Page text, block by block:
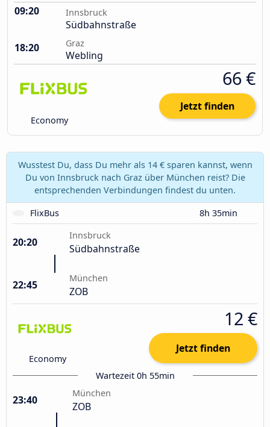
09:20 Innsbruck
Südbahnstraße
18:20
Graz
Webling
Economy
66 €
Jetzt finden
Wusstest Du, dass Du mehr als 14 € sparen kannst, wenn
Du von Innsbruck nach Graz über München reist? Die
entsprechenden Verbindungen findest du unten.
FlixBus
8h 35min
20:20
Innsbruck
Südbahnstraße
22:45
München
ZOB
Economy
12 €
Jetzt finden
Wartezeit 0h 55min
23:40
München
ZOB